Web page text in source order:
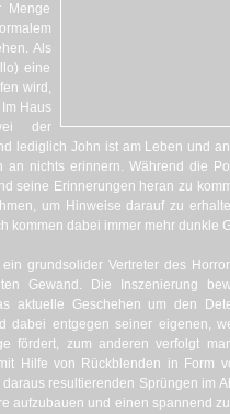
Menge
Als
eine
wird,
Haus
der
lediglich John ist am Leben und
an nichts erinnern. Während die
seine Erinnerungen heran zu
um Hinweise darauf zu
kommen dabei immer mehr dunkle
ein grundsolider Vertreter des
Gewand. Die Inszenierung
aktuelle Geschehen um den
dabei entgegen seiner eigenen,
fördert, zum anderen verfolgt
Hilfe von Rückblenden in Form
resultierenden Sprüngen im
aufzubauen und einen spannend